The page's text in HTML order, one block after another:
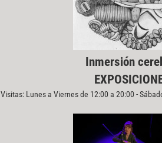
Inmersión
Visitas: Lunes a Viernes de 12:00 a 20:00 -